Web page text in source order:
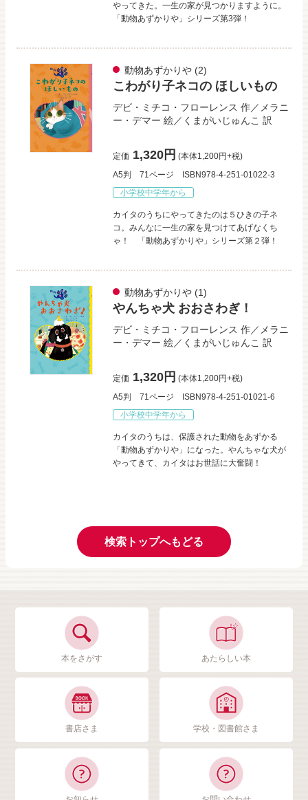
やってきた。一生の家が見つかりますように。
「動物あずかりや」シリーズ第3弾！
動物あずかりや(2)
こわがり子ネコの ほしいもの
デビ・ミチコ・フローレンス 作／ メラニ
ー・デマー 絵／ くまがいじゅんこ 訳
定価 1,320円 (本体1,200円+税)
A5判
71ページ
ISBN978-4-251-01022-3
小学校中学年から
カイタのうちにやってきたのは５ひきの子ネ
コ。みんなに一生の家を見つけてあげなくち
ゃ！ 「動物あずかりや」シリーズ第２弾！
動物あずかりや(1)
やんちゃ犬 おおさわぎ！
デビ・ミチコ・フローレンス 作／ メラニ
ー・デマー 絵／ くまがいじゅんこ 訳
定価 1,320円 (本体1,200円+税)
A5判
71ページ
ISBN978-4-251-01021-6
小学校中学年から
カイタのうちは、保護された動物をあずかる
「動物あずかりや」になった。やんちゃな犬が
やってきて、カイタはお世話に大奮闘！
検索トップへもどる
本をさがす あたらしい本
書店さま 学校・図書館さま